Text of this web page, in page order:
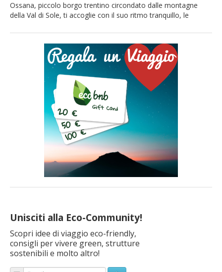
Unisciti alla Eco-Community!
Scopri idee di viaggio eco-friendly,
consigli per vivere green, strutture
sostenibili e molto altro!
Ossana, piccolo borgo trentino circondato dalle montagne
della Val di Sole, ti accoglie con il suo ritmo tranquillo, le
abbracciare ogni angolo del paese. Questa gemma,
incastonata tra il Parco Nazionale dello Stelvio e il Parco
Naturale Adamello Brenta, è la destinazione ideale […]